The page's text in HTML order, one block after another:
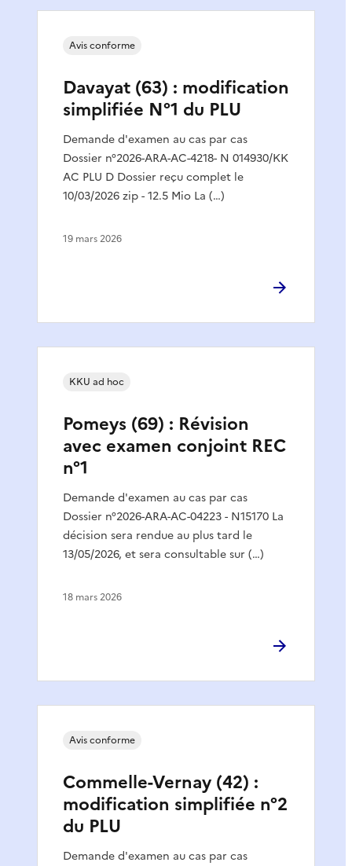
Davayat (63) : modification
simplifiée N°1 du PLU
Demande d'examen au cas par cas
Dossier n°2026-ARA-AC-4218- N 014930/KK
AC PLU D Dossier reçu complet le
10/03/2026 zip - 12.5 Mio La (…)
Avis conforme
19 mars 2026
Pomeys (69) : Révision
avec examen conjoint REC
n°1
Demande d'examen au cas par cas
Dossier n°2026-ARA-AC-04223 - N15170 La
décision sera rendue au plus tard le
13/05/2026, et sera consultable sur (…)
KKU ad hoc
18 mars 2026
Commelle-Vernay (42) :
modification simplifiée n°2
du PLU
Demande d'examen au cas par cas
Avis conforme